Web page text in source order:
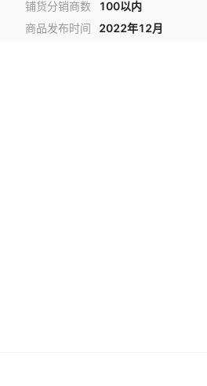
铺货分销商数
100以内
商品发布时间 2022年12月